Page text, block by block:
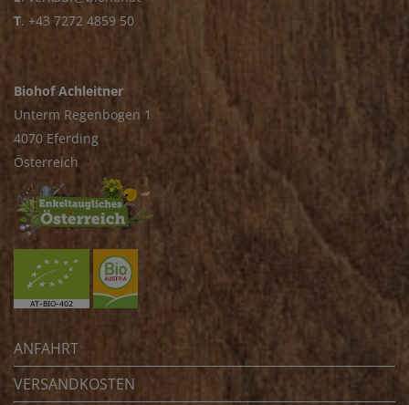
T. +43 7272 4859 50
Biohof Achleitner
Unterm Regenbogen 1
4070 Eferding
Österreich
ANFAHRT
VERSANDKOSTEN